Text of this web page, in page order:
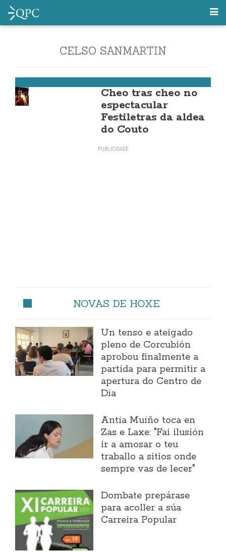
CELSO SANMARTIN
Cheo tras cheo no
espectacular
Festiletras da aldea
do Couto
NOVAS DE HOXE
Un tenso e ateigado
pleno de Corcubión
aprobou finalmente a
partida para permitir a
apertura do Centro de
Día
Antía Muíño toca en
Zas e Laxe: "Fai ilusión
ir a amosar o teu
traballo a sitios onde
sempre vas de lecer"
Dombate prepárase
para acoller a súa
Carreira Popular